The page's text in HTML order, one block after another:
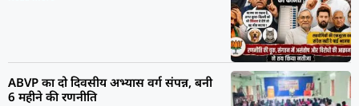
ABVP का दो दिवसीय अभ्यास वर्ग संपन्न, बनी
6 महीने की रणनीति